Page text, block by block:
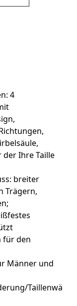
4
Ihre Taille
breiter
Trägern,
für den
Männer und